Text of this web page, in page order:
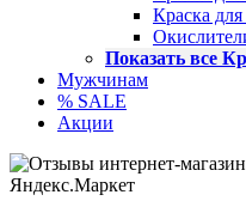
Краска
Показать все
Мужчинам
% SALE
Акции